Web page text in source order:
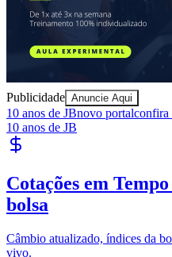
Bragantino
Publicidade Anuncie Aqui
10 anos de JBnovo portalconfira
10 anos de JB
Publique Vagas
Publique vagas e encontre os
04/04Publicar